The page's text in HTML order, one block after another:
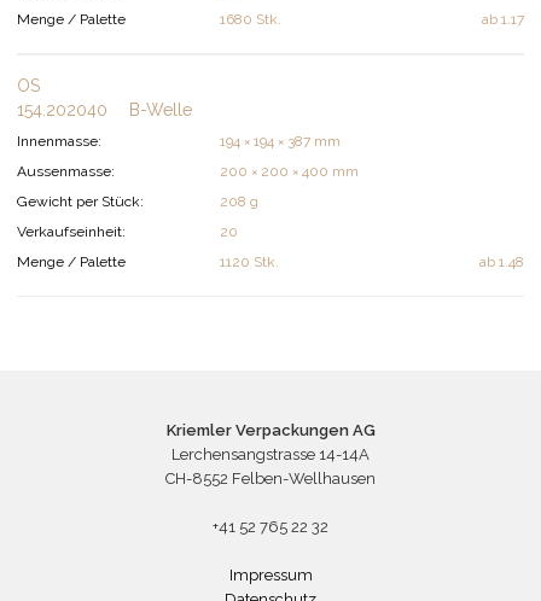
ab 1.17
Menge / Palette
1680 Stk.
ab 1.48
OS
154.202040
B-Welle
Innenmasse:
194 × 194 × 387 mm
Aussenmasse:
200 × 200 × 400 mm
Gewicht per Stück:
208 g
Verkaufseinheit:
20
Menge / Palette
1120 Stk.
Kriemler Verpackungen AG
Lerchensangstrasse 14-14A
CH-8552 Felben-Wellhausen
+41 52 765 22 32
Impressum